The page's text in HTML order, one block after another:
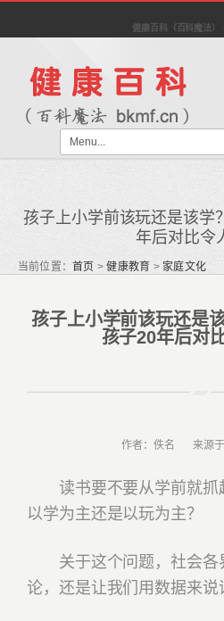
健康百科（百科魔
孩子上小学前该玩还是该学
年后对比令
当前位置：首页 >健康教育 > 家庭文化
孩子上小学前该玩还是
孩子20年后对
作者：佚名 来源于
读书要不要从学前就抓
以学为主还是以玩为主？
关于这个问题，社会各
论，还是让我们用数据来说